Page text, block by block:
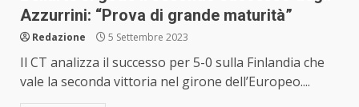
Azzurrini: “Prova di grande maturità”
Redazione 5 Settembre 2023
Il CT analizza il successo per 5-0 sulla Finlandia che
vale la seconda vittoria nel girone dell’Europeo....